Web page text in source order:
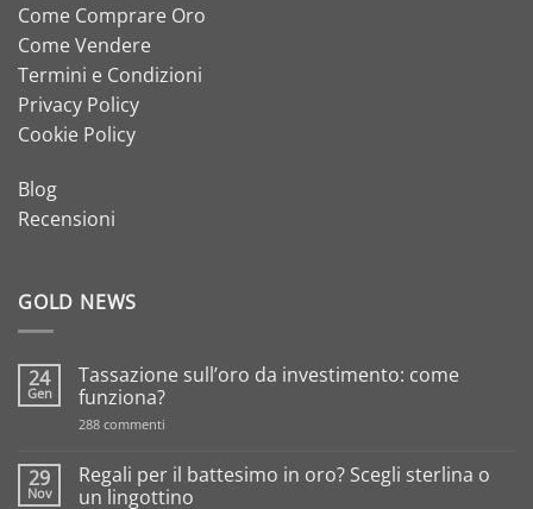
Come Comprare Oro
Come Vendere
Termini e Condizioni
Privacy Policy
Cookie Policy
Blog
Recensioni
GOLD NEWS
24
Gen
Tassazione sull’oro da investimento: come
funziona?
288 commenti
da
investimento:
come
29
Nov
Regali per il battesimo in oro? Scegli sterlina o
un lingottino